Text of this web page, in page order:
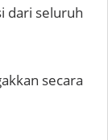
dari seluruh
secara